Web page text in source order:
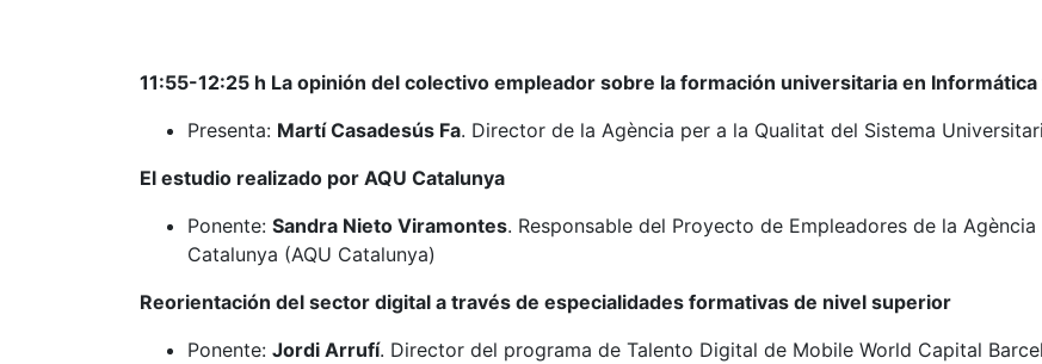
11:55-12:25 h La opinión del colectivo empleador sobre la formación universitaria en
Presenta: Martí Casadesús Fa. Director de la Agència per a la Qualitat del Sistema
El estudio realizado por AQU Catalunya
Ponente: Sandra Nieto Viramontes. Responsable del Proyecto de Empleadores de la
Catalunya (AQU Catalunya)
Reorientación del sector digital a través de especialidades formativas de nivel superior
Ponente: Jordi Arrufí. Director del programa de Talento Digital de Mobile World Capital